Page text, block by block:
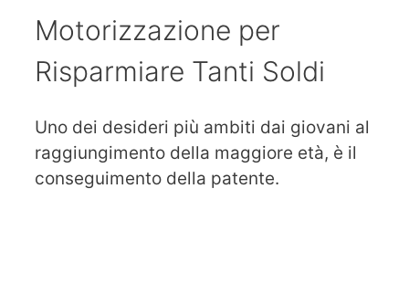
Motorizzazione per
Risparmiare Tanti Soldi
Uno dei desideri più ambiti dai giovani al
raggiungimento della maggiore età, è il
conseguimento della patente.